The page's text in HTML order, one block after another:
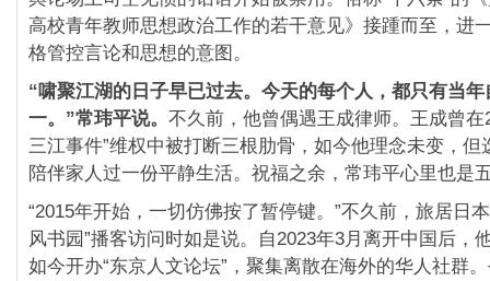
高校青年教师思想政治工作的若干意见》接踵而至，进
格管控言论和思想的意图。
“啸聚江湖的日子早已过去。今天的每个人，都只有当
一。”常玮平说。 不久前，他曾偶遇王成律师。王成曾在
三江事件”维权中被打断三根肋骨，如今他理念未变，但
陪伴家人过一份平静生活。祝福之余，常玮平心里也是
“2015年开始，一切仿佛按了暂停键。”不久前，旅居日
风书园”播客访问时如是说。自2023年3月离开中国后，
如今开办“东京人文论坛”，聚集离散在海外的华人社群